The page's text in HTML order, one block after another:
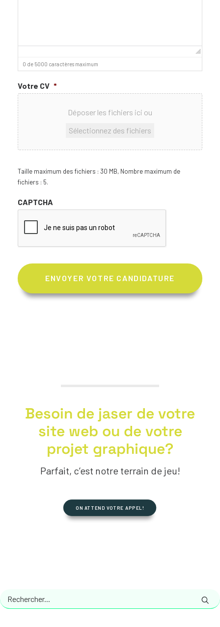
0 de 5000 caractères maximum
Votre CV *
Déposer les fichiers ici ou
Sélectionnez des fichiers
Taille maximum des fichiers : 30 MB, Nombre maximum de
fichiers : 5.
CAPTCHA
Besoin de jaser de votre
site web ou de votre
projet graphique?
Parfait, c’est notre terrain de jeu!
ON ATTEND VOTRE APPEL!